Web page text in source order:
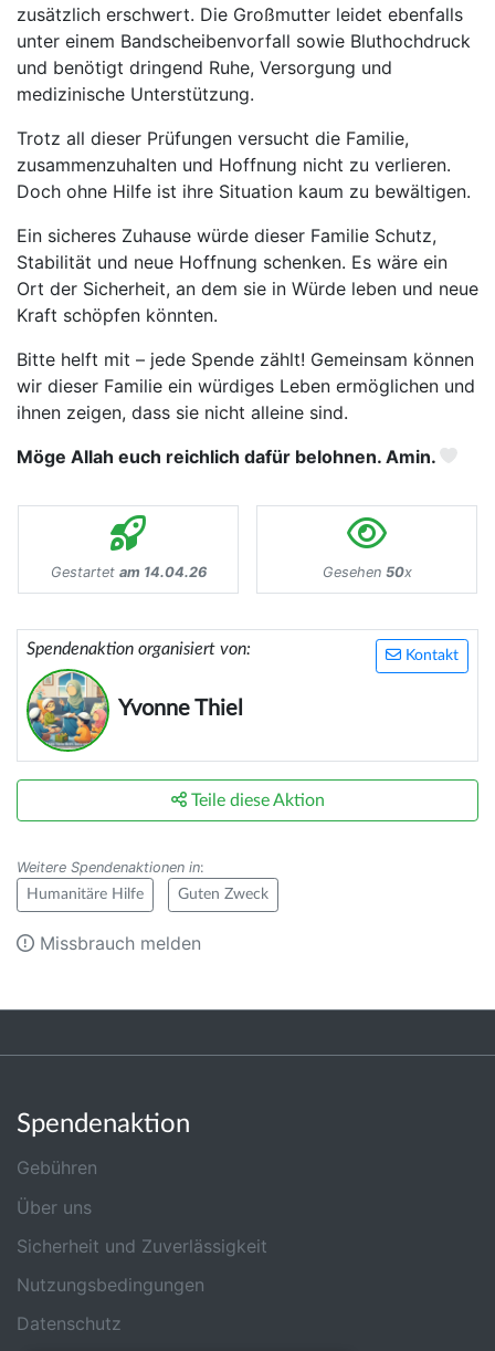
zusätzlich erschwert. Die Großmutter leidet ebenfalls
unter einem Bandscheibenvorfall sowie Bluthochdruck
und benötigt dringend Ruhe, Versorgung und
medizinische Unterstützung.
Trotz all dieser Prüfungen versucht die Familie,
zusammenzuhalten und Hoffnung nicht zu verlieren.
Doch ohne Hilfe ist ihre Situation kaum zu bewältigen.
Ein sicheres Zuhause würde dieser Familie Schutz,
Stabilität und neue Hoffnung schenken. Es wäre ein
Ort der Sicherheit, an dem sie in Würde leben und neue
Kraft schöpfen könnten.
Bitte helft mit – jede Spende zählt! Gemeinsam können
wir dieser Familie ein würdiges Leben ermöglichen und
ihnen zeigen, dass sie nicht alleine sind.
Möge Allah euch reichlich dafür belohnen. Amin.
Gestartet am 14.04.26 Gesehen 50x
Kontakt
Spendenaktion organisiert von:
Yvonne Thiel
Teile diese Aktion
Weitere Spendenaktionen in:
Humanitäre Hilfe Guten Zweck
Missbrauch melden
Spendenaktion
Gebühren
Über uns
Sicherheit und Zuverlässigkeit
Nutzungsbedingungen
Datenschutz